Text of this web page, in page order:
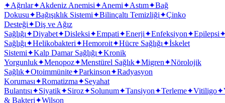
✦Ağrılar✦Akdeniz Anemisi✦Anemi✦Astım✦Bağ
Dokusu✦Bağışıklık Sistemi✦Bilinçaltı Temizliği✦Çinko
Desteği✦Diş ve Ağız
Sağlığı✦Diyabet✦Disleksi✦Empati✦Enerji✦Enfeksiyon✦Epilepsi
Sağlığı✦Helikobakteri✦Hemoroit✦Hücre Sağlığı✦İskelet
Sistemi✦Kalp Damar Sağlığı✦Kronik
Yorgunluk✦Menopoz✦Menstürel Sağlık✦Migren✦Nörolojik
Sağlık✦Otoimmünite✦Parkinson✦Radyasyon
Koruması✦Romatizma✦Seyahat
Bulantısı✦Siyatik✦Siroz✦Solunum✦Tansiyon✦Terleme✦Vitiligo✦
& Bakteri✦Wilson